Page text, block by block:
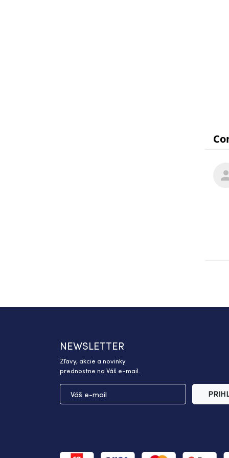
NEWSLETTER
Zľavy, akcie a novinky
prednostne na Váš e-mail.